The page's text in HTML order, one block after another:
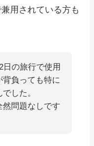
用されている方も
日の旅行で使用
背負っても特に
した。
然問題なしです